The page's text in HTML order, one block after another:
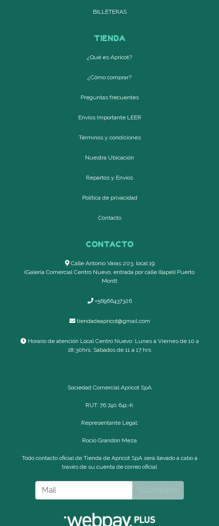
BILLETERAS
TIENDA
¿Qué es Apricot?
¿Cómo comprar?
Preguntas frecuentes
Envíos Importante LEER
Términos y condiciones
Nuestra Ubicación
Repartos y Envíos
Política de privacidad
Contacto
CONTACTO
Calle Antonio Varas 203, local 19
(Galería Comercial Centro Nuevo, entrada por calle Illapel) Puerto
Montt
+56966437326
tiendadeapricot@gmail.com
Horario de atención Local Centro Nuevo: Lunes a Viernes de 10 a
18:30hrs, Sábados de 11 a 17 hrs
Sociedad Comercial Apricot SpA
RUT: 76.740.641-K
Representante Legal:
Rocío Grandón Meza
Todo contacto oficial de Tienda de Apricot SpA será llevado a cabo a
través de su cuenta de correo oficial